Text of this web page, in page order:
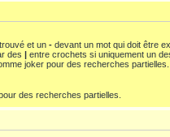
et un - devant un mot qui doit être
des | entre crochets si uniquement un
joker pour des recherches partielles.
des recherches partielles.